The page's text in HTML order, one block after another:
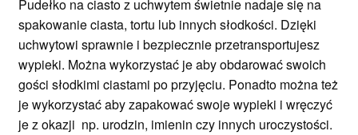
Pudełko na ciasto z uchwytem świetnie nadaje się na
spakowanie ciasta, tortu lub innych słodkości. Dzięki
uchwytowi sprawnie i bezpiecznie przetransportujesz
wypieki. Można wykorzystać je aby obdarować swoich
gości słodkimi ciastami po przyjęciu. Ponadto można też
je wykorzystać aby zapakować swoje wypieki i wręczyć
je z okazji np. urodzin, imienin czy innych uroczystości.